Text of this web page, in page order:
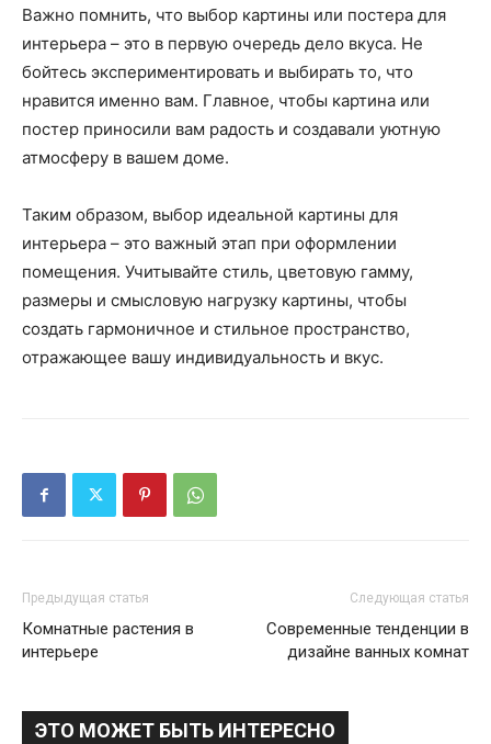
Важно помнить, что выбор картины или постера для
интерьера – это в первую очередь дело вкуса. Не
бойтесь экспериментировать и выбирать то, что
нравится именно вам. Главное, чтобы картина или
постер приносили вам радость и создавали уютную
атмосферу в вашем доме.
Таким образом, выбор идеальной картины для
интерьера – это важный этап при оформлении
помещения. Учитывайте стиль, цветовую гамму,
размеры и смысловую нагрузку картины, чтобы
создать гармоничное и стильное пространство,
отражающее вашу индивидуальность и вкус.
Предыдущая статья
Комнатные растения в
интерьере
Следующая статья
Современные тенденции в
дизайне ванных комнат
ЭТО МОЖЕТ БЫТЬ ИНТЕРЕСНО